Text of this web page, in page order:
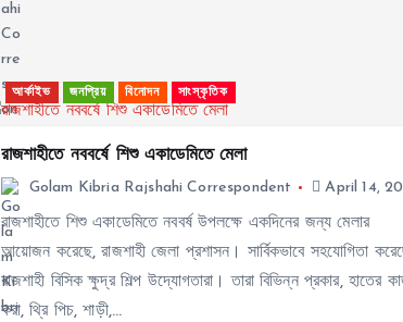
আর্কাইভ জনপ্রিয় বিনোদন সাংস্কৃতিক
রাজশাহীতে নববর্ষে শিশু একাডেমিতে মেলা
Golam Kibria Rajshahi Correspondent April 14,
রাজশাহীতে শিশু একাডেমিতে নববর্ষ উপলক্ষে একদিনের জন্য মেলার
আয়োজন করেছে, রাজশাহী জেলা প্রশাসন। সার্বিকভাবে সহযোগিতা
রাজশাহী বিসিক ক্ষুদ্র শিল্প উদ্যোগতারা। তারা বিভিন্ন প্রকার, হাতের
করা, থ্রি পিচ, শাড়ী,…